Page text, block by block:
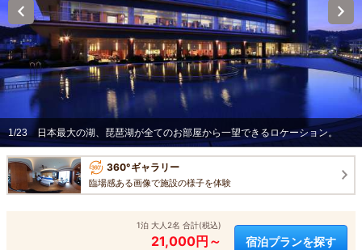
1/23 日本最大の湖、琵琶湖が全てのお部屋から一望できるロケーション。
360°ギャラリー
臨場感ある画像で施設の様子を体験
1泊 大人2名 合計(税込)
21,000円～ 宿泊プランを探す